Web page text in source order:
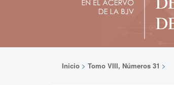
Inicio > Tomo VIII, Números 31 >